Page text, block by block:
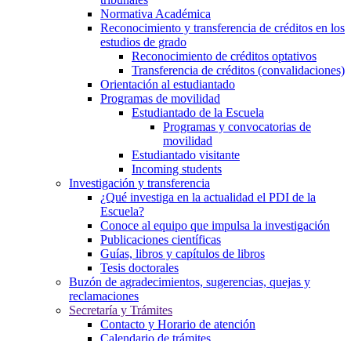
Normativa Académica
Reconocimiento y transferencia de créditos en los
estudios de grado
Reconocimiento de créditos optativos
Transferencia de créditos (convalidaciones)
Orientación al estudiantado
Programas de movilidad
Estudiantado de la Escuela
Programas y convocatorias de
movilidad
Estudiantado visitante
Incoming students
Investigación y transferencia
¿Qué investiga en la actualidad el PDI de la
Escuela?
Conoce al equipo que impulsa la investigación
Publicaciones científicas
Guías, libros y capítulos de libros
Tesis doctorales
Buzón de agradecimientos, sugerencias, quejas y
reclamaciones
Secretaría y Trámites
Contacto y Horario de atención
Calendario de trámites